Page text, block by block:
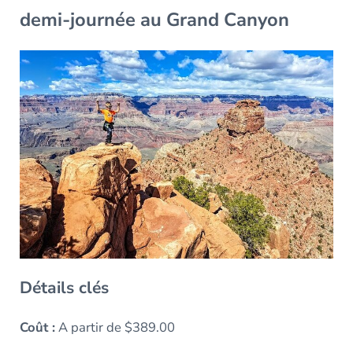
demi-journée au Grand Canyon
Détails clés
Coût :A partir de $389.00